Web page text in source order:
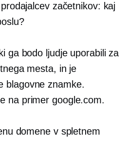
začetnikov: kaj
ga bodo ljudje uporabili za
mesta, in je
blagovne znamke.
na primer google.com.
domene v spletnem